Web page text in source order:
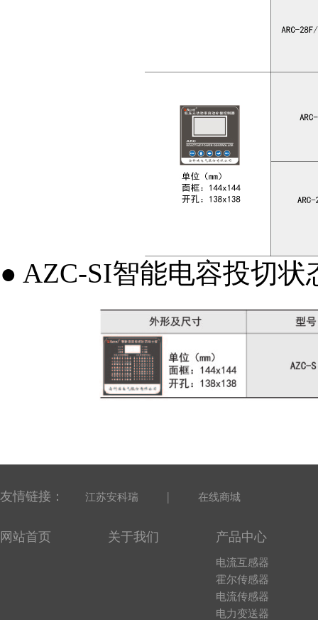
● AZC-SI智能电容投切状
友情链接： 江苏安科瑞 | 在线商城
网站首页 关于我们 产品中心
电流互感器
霍尔传感器
电流传感器
电力变送器